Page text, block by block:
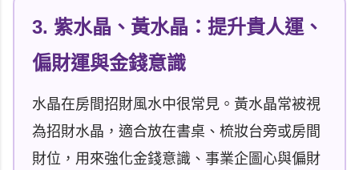
3. 紫水晶、黃水晶：提升貴人運、
偏財運與金錢意識
水晶在房間招財風水中很常見。黃水晶常被視
為招財水晶，適合放在書桌、梳妝台旁或房間
財位，用來強化金錢意識、事業企圖心與偏財